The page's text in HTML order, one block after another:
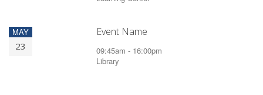
MAY
23
Event Name
09:45am - 16:00pm
Library